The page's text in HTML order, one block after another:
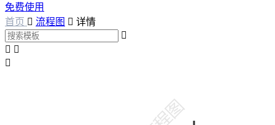
免费使用
首页  流程图  详情

 
